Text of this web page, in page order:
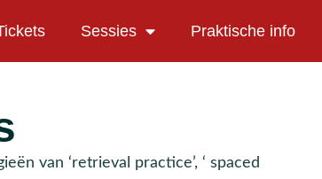
Sessies Praktische info
van ‘retrieval practice’, ‘ spaced